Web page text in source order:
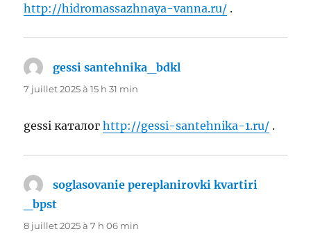
http://hidromassazhnaya-vanna.ru/ .
gessi santehnika_bdkl
7 juillet 2025 à 15 h 31 min
gessi каталогhttp://gessi-santehnika-1.ru/ .
soglasovanie pereplanirovki kvartiri
_bpst
8 juillet 2025 à 7 h 06 min